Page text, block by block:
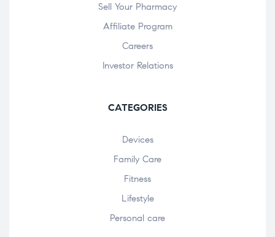
Sell Your Pharmacy
Affiliate Program
Careers
Investor Relations
CATEGORIES
Devices
Family Care
Fitness
Lifestyle
Personal care